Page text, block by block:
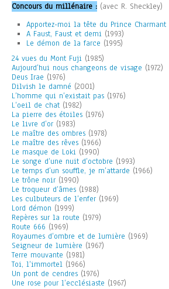
Concours du millénaire : (avec R. Sheckley)
Apportez-moi la tête du Prince Charmant
A Faust, Faust et demi (1993)
Le démon de la farce (1995)
24 vues du Mont Fuji (1985)
Aujourd’hui nous changeons de visage (1972)
Deus Irae (1976)
Dilvish le damné (2001)
L’homme qui n’existait pas (1976)
L’oeil de chat (1982)
La pierre des étoiles (1976)
Le livre d’or (1983)
Le maître des ombres (1978)
Le maître des rêves (1966)
Le masque de Loki (1990)
Le songe d’une nuit d’octobre (1993)
Le temps d’un souffle, je m’attarde (1966)
Le trône noir (1990)
Le troqueur d’âmes (1988)
Les culbuteurs de l’enfer (1969)
Lord démon (1999)
Repères sur la route (1979)
Route 666 (1969)
Royaumes d’ombre et de lumière (1969)
Seigneur de lumière (1967)
Terre mouvante (1981)
Toi, l’immortel (1966)
Un pont de cendres (1976)
Une rose pour l’ecclésiaste (1967)